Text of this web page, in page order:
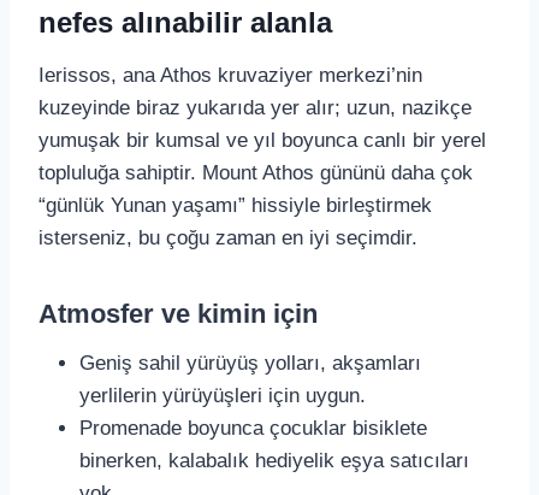
nefes alınabilir alanla
Ierissos, ana Athos kruvaziyer merkezi’nin
kuzeyinde biraz yukarıda yer alır; uzun, nazikçe
yumuşak bir kumsal ve yıl boyunca canlı bir yerel
topluluğa sahiptir. Mount Athos gününü daha çok
“günlük Yunan yaşamı” hissiyle birleştirmek
isterseniz, bu çoğu zaman en iyi seçimdir.
Atmosfer ve kimin için
Geniş sahil yürüyüş yolları, akşamları
yerlilerin yürüyüşleri için uygun.
Promenade boyunca çocuklar bisiklete
binerken, kalabalık hediyelik eşya satıcıları